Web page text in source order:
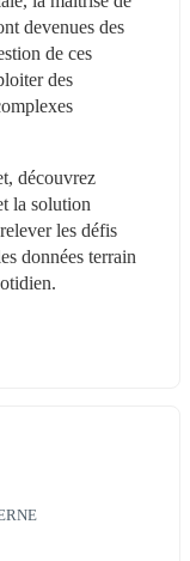
devenues des
de ces
des
découvrez
la solution
les défis
données terrain